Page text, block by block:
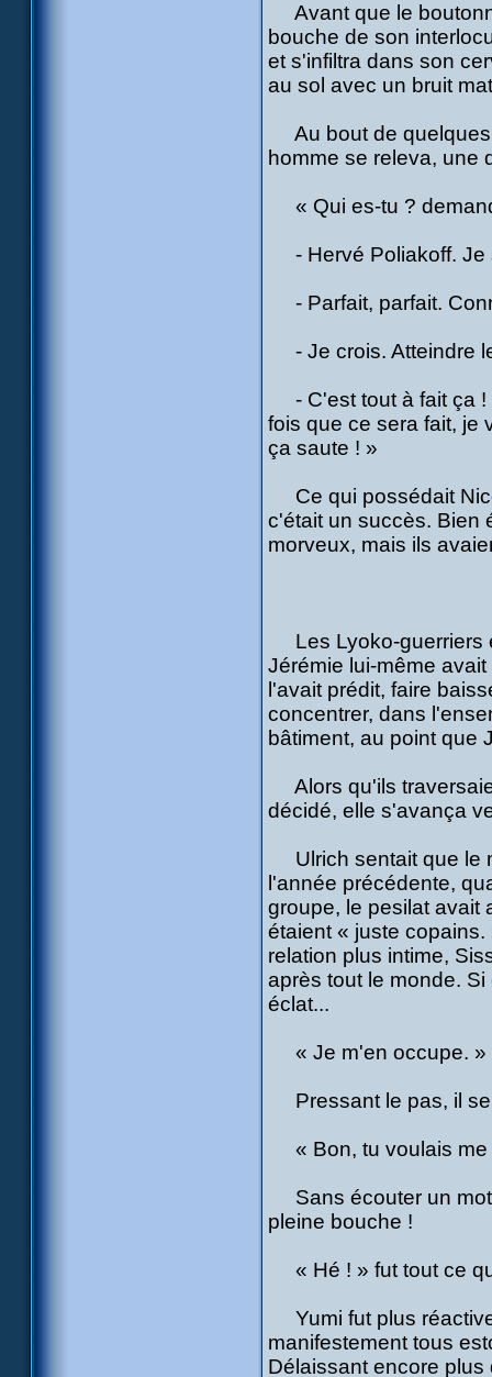
Avant que le
bouche de son
et s'infiltra dans son
au sol avec un bruit
Au bout de quelques
homme se releva, une
« Qui es-tu ?
- Hervé Poliakoff. Je
- Parfait, parfait.
- Je crois. Atteindre
- C'est tout à fait ça !
fois que ce sera fait, je
ça saute ! »
Ce qui possédait
c'était un succès. Bien
morveux, mais ils
Les Lyoko-guerriers
Jérémie lui-même
l'avait prédit, faire
concentrer, dans
bâtiment, au point que
Alors qu'ils
décidé, elle s'avança
Ulrich sentait que le
l'année précédente,
groupe, le pesilat avait
étaient « juste
relation plus intime,
après tout le monde.
éclat...
« Je m'en occupe. »
Pressant le pas, il se
« Bon, tu voulais me
Sans écouter un mot
pleine bouche !
« Hé ! » fut tout ce
Yumi fut plus
manifestement tous
Délaissant encore